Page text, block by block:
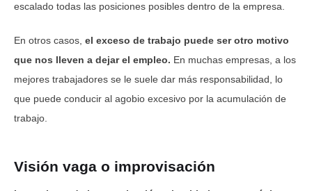
escalado todas las posiciones posibles dentro de la empresa.
En otros casos, el exceso de trabajo puede ser otro motivo
que nos lleven a dejar el empleo. En muchas empresas, a los
mejores trabajadores se le suele dar más responsabilidad, lo
que puede conducir al agobio excesivo por la acumulación de
trabajo.
Visión vaga o improvisación